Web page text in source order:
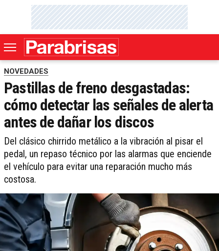
NOVEDADES
Pastillas de freno desgastadas:
cómo detectar las señales de alerta
antes de dañar los discos
Del clásico chirrido metálico a la vibración al pisar el
pedal, un repaso técnico por las alarmas que enciende
el vehículo para evitar una reparación mucho más
costosa.